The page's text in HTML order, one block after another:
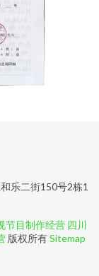
乐二街150号2栋1
节目制作经营 四川
版权所有Sitemap